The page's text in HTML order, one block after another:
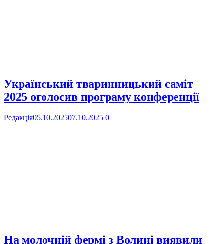
Український тваринницький саміт
2025 оголосив програму конференції
Редакція05.10.202507.10.2025 0
На молочній фермі з Волині виявили